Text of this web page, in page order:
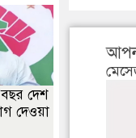
দেশ
দেওয়া